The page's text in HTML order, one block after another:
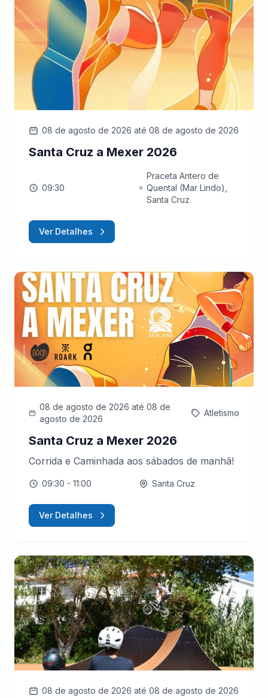
08 de agosto de 2026 até 08 de agosto de 2026
Santa Cruz a Mexer 2026
09:30
Praceta Antero de
Quental (Mar Lindo),
Santa Cruz
Ver Detalhes
08 de agosto de 2026 até 08 de
agosto de 2026
Atletismo
Santa Cruz a Mexer 2026
Corrida e Caminhada aos sábados de manhã!
09:30 - 11:00 Santa Cruz
Ver Detalhes
08 de agosto de 2026 até 08 de agosto de 2026